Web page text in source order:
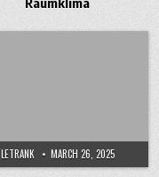
LETRANK MARCH 26, 2025